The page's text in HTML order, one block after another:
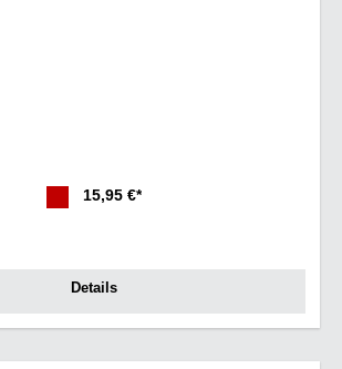
15,95 €*
Details